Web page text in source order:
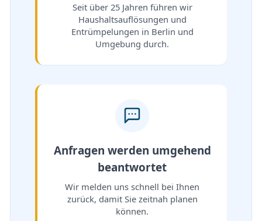
Seit über 25 Jahren führen wir
Haushaltsauflösungen und
Entrümpelungen in Berlin und
Umgebung durch.
Anfragen werden umgehend
beantwortet
Wir melden uns schnell bei Ihnen
zurück, damit Sie zeitnah planen
können.